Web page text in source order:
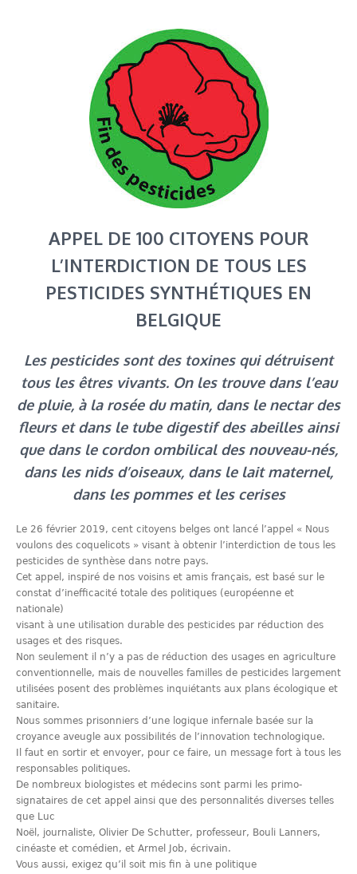
APPEL DE 100 CITOYENS POUR
L’INTERDICTION DE TOUS LES
PESTICIDES SYNTHÉTIQUES EN
BELGIQUE
Les pesticides sont des toxines qui détruisent
tous les êtres vivants. On les trouve dans l’eau
de pluie, à la rosée du matin, dans le nectar des
fleurs et dans le tube digestif des abeilles ainsi
que dans le cordon ombilical des nouveau-nés,
dans les nids d’oiseaux, dans le lait maternel,
dans les pommes et les cerises
Le 26 février 2019, cent citoyens belges ont lancé l’appel « Nous
voulons des coquelicots » visant à obtenir l’interdiction de tous les
pesticides de synthèse dans notre pays.
Cet appel, inspiré de nos voisins et amis français, est basé sur le
constat d’inefficacité totale des politiques (européenne et
nationale)
visant à une utilisation durable des pesticides par réduction des
usages et des risques.
Non seulement il n’y a pas de réduction des usages en agriculture
conventionnelle, mais de nouvelles familles de pesticides largement
utilisées posent des problèmes inquiétants aux plans écologique et
sanitaire.
Nous sommes prisonniers d’une logique infernale basée sur la
croyance aveugle aux possibilités de l’innovation technologique.
Il faut en sortir et envoyer, pour ce faire, un message fort à tous les
responsables politiques.
De nombreux biologistes et médecins sont parmi les primo-
signataires de cet appel ainsi que des personnalités diverses telles
que Luc
Noël, journaliste, Olivier De Schutter, professeur, Bouli Lanners,
cinéaste et comédien, et Armel Job, écrivain.
Vous aussi, exigez qu’il soit mis fin à une politique